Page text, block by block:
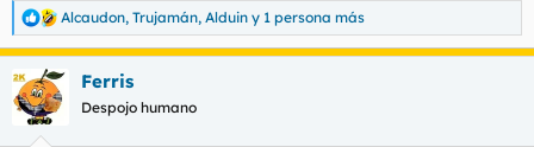
R
e
a
c
c
Alcaudon, Trujamán, Alduin y 1 persona más
Ferris
Despojo humano